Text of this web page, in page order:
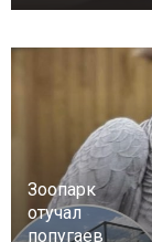
Зоопарк
отучал
попугаев